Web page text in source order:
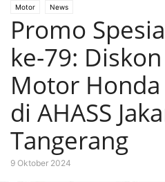
Motor News
Promo
ke-79:
Motor Honda
di AHASS
Tangerang
9 Oktober 2024